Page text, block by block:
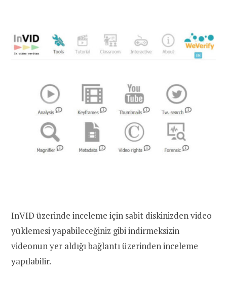
InVID üzerinde inceleme için sabit diskinizden video
yüklemesi yapabileceğiniz gibi indirmeksizin
videonun yer aldığı bağlantı üzerinden inceleme
yapılabilir.